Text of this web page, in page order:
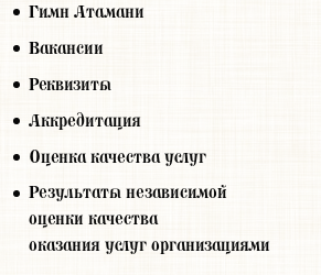
Гимн Атамани
Вакансии
Реквизиты
Аккредитация
Оценка качества услуг
Результаты независимой
оценки качества
оказания услуг организациями